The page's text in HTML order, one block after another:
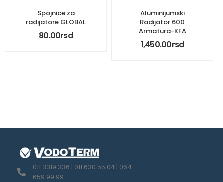
Spojnice za
radijatore GLOBAL
80.00rsd
Aluminijumski
Radijator 600
Armatura-KFA
1,450.00rsd
011 3319 336 | 011 630 55 04 | 064
659 99 99